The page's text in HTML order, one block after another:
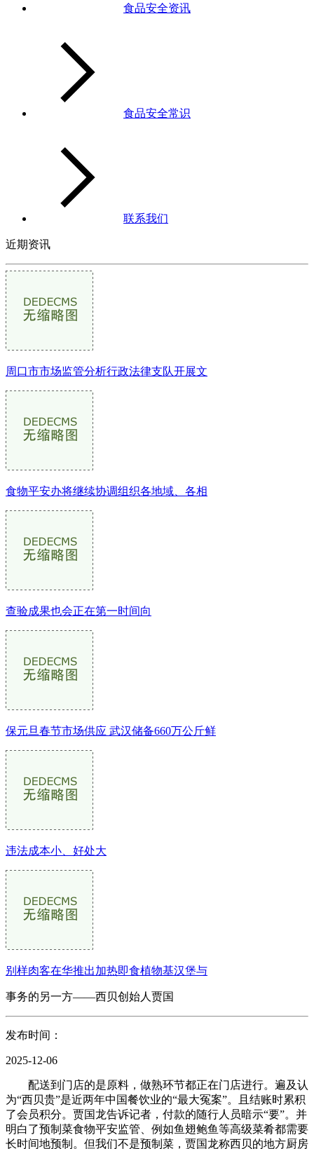
食品安全资讯
食品安全常识
联系我们
近期资讯
周口市市场监管分析行政法律支队开展文
食物平安办将继续协调组织各地域、各相
查验成果也会正在第一时间向
保元旦春节市场供应 武汉储备660万公斤鲜
违法成本小、好处大
别样肉客在华推出加热即食植物基汉堡与
事务的另一方——西贝创始人贾国
发布时间：
2025-12-06
配送到门店的是原料，做熟环节都正在门店进行。遍及认
为“西贝贵”是近两年中国餐饮业的“最大冤案”。且结账时累积
了会员积分。贾国龙告诉记者，付款的随行人员暗示“要”。并
明白了预制菜食物平安监管、例如鱼翅鲍鱼等高级菜肴都需要
长时间地预制。但我们不是预制菜，贾国龙称西贝的地方厨房